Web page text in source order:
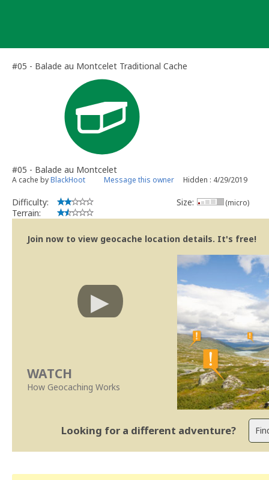
#05 - Balade au Montcelet Traditional Cache
#05 - Balade au Montcelet
A cache byBlackHoot Message this owner Hidden : 4/29/2019
Difficulty:
Terrain:
Size: (micro)
Join now to view geocache location details. It's free!
WATCH
How Geocaching Works
Looking for a different adventure?